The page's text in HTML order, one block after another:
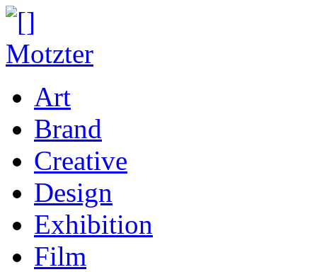
Art
Brand
Creative
Design
Exhibition
Film